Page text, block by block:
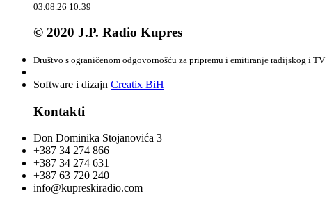
03.08.26 10:39
© 2020 J.P. Radio Kupres
Društvo s ograničenom odgovornošću za pripremu i emitiranje radijskog i
Software i dizajn Creatix BiH
Kontakti
Don Dominika Stojanovića 3
+387 34 274 866
+387 34 274 631
+387 63 720 240
info@kupreskiradio.com